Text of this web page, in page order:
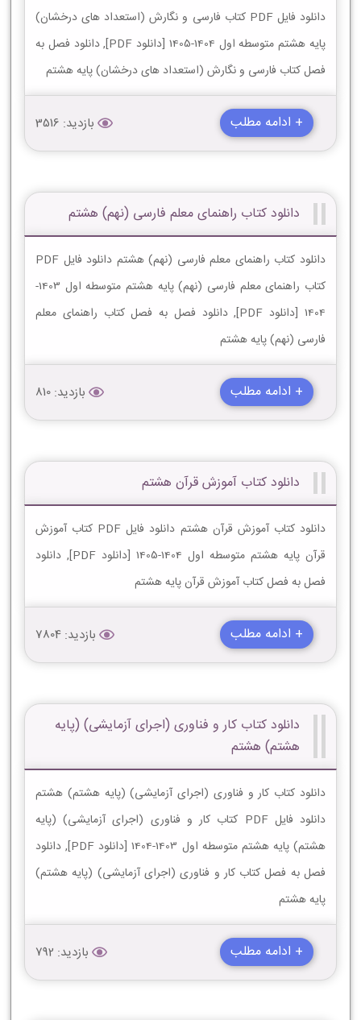
دانلود فایل PDF کتاب فارسی و نگارش (استعداد های درخشان)
پایه هشتم متوسطه اول 1404-1405 [دانلود PDF], دانلود فصل به
فصل کتاب فارسی و نگارش (استعداد های درخشان) پایه هشتم
+ ادامه مطلب بازدید: 3516
دانلود کتاب راهنمای معلم فارسی (نهم) هشتم
دانلود کتاب راهنمای معلم فارسی (نهم) هشتم دانلود فایل PDF
کتاب راهنمای معلم فارسی (نهم) پایه هشتم متوسطه اول 1403-
1404 [دانلود PDF], دانلود فصل به فصل کتاب راهنمای معلم
فارسی (نهم) پایه هشتم
+ ادامه مطلب بازدید: 810
دانلود کتاب آموزش قرآن هشتم
دانلود کتاب آموزش قرآن هشتم دانلود فایل PDF کتاب آموزش
قرآن پایه هشتم متوسطه اول 1404-1405 [دانلود PDF], دانلود
فصل به فصل کتاب آموزش قرآن پایه هشتم
+ ادامه مطلب بازدید: 7804
دانلود کتاب کار و فناوری (اجرای آزمایشی) (پایه
هشتم) هشتم
دانلود کتاب کار و فناوری (اجرای آزمایشی) (پایه هشتم) هشتم
دانلود فایل PDF کتاب کار و فناوری (اجرای آزمایشی) (پایه
هشتم) پایه هشتم متوسطه اول 1403-1404 [دانلود PDF], دانلود
فصل به فصل کتاب کار و فناوری (اجرای آزمایشی) (پایه هشتم)
پایه هشتم
+ ادامه مطلب بازدید: 792